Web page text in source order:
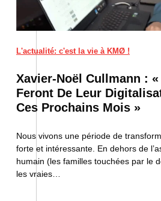
L'actualité: c'est la vie à KMØ !
Xavier-Noël Cullmann :
Feront De Leur
Ces Prochains Mois »
Nous vivons une période de
forte et intéressante. En dehors de
humain (les familles touchées par le
les vraies…